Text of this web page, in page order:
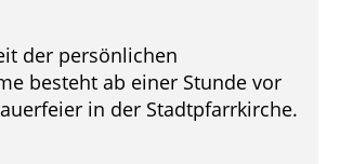
der persönlichen
besteht ab einer Stunde vor
in der Stadtpfarrkirche.